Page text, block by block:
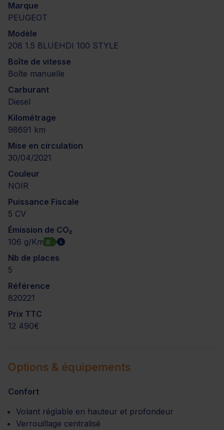
Marque
PEUGEOT
Modèle
208 1.5 BLUEHDI 100 STYLE
Boîte de vitesse
Boîte manuelle
Carburant
Diesel
Kilométrage
98691 km
Mise en circulation
30/04/2021
Couleur
NOIR
Puissance Fiscale
5 CV
Émission de CO₂
106 g/Km B
Nb de places
5
Référence
820221
Prix TTC
12 490€
Options & équipements
Confort
Volant réglable en hauteur et profondeur
Verrouillage centralisé